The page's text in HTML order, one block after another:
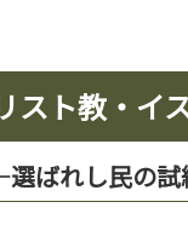
スト教・イ
ばれし民の試